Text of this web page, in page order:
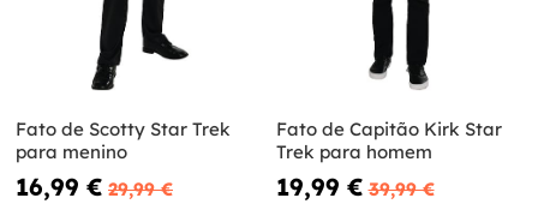
Fato de Scotty Star Trek
para menino
16,99 € 29,99 €
Fato de Capitão Kirk Star
Trek para homem
19,99 € 39,99 €